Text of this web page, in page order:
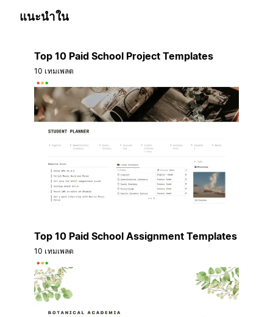
แนะนำใน
Top 10 Paid School Project Templates
10 เทมเพลต
Top 10 Paid School Assignment Templates
10 เทมเพลต